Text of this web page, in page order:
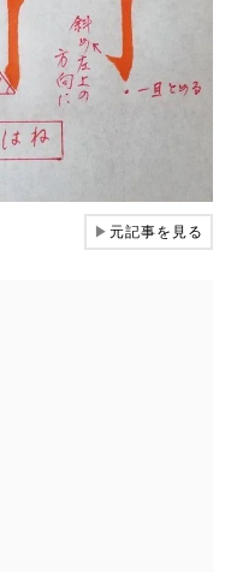
▶元記事を見る